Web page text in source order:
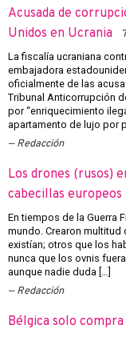
Acusada de
Unidos en Ucrania
La fiscalía ucraniana
embajadora
oficialmente de las
Tribunal Anticorrupción
por “enriquecimiento
apartamento de lujo por
Redacción
Los drones (rusos)
cabecillas europeos
En tiempos de la Guerra
mundo. Crearon
existían; otros que los
nunca que los ovnis
aunque nadie duda […]
Redacción
Bélgica solo compra